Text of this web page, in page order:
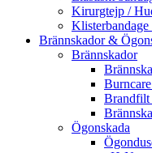
Kirurgtejp /
Brännskador &
Brännskador
Ögonskada